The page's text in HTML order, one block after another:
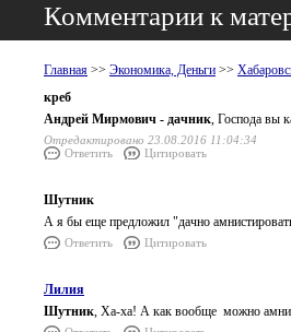
Комментарии к
Главная >> Экономика, Деньги >>
креб
Андрей Мирмович - дачник, Господа вы
Отредактировано 23.08.2016 11:04:34
Ответить
Цитировать
Шутник
А я бы еще предложил "дачно
Ответить Цитировать
Лилия
Шутник, Ха-ха! А как вообще можно